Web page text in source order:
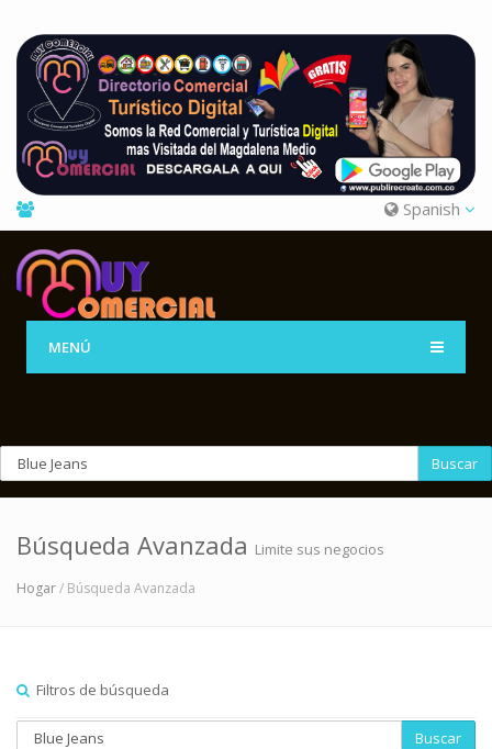
Spanish
MENÚ
Buscar
Búsqueda Avanzada Limite sus negocios
Hogar/ Búsqueda Avanzada
Filtros de búsqueda
Buscar